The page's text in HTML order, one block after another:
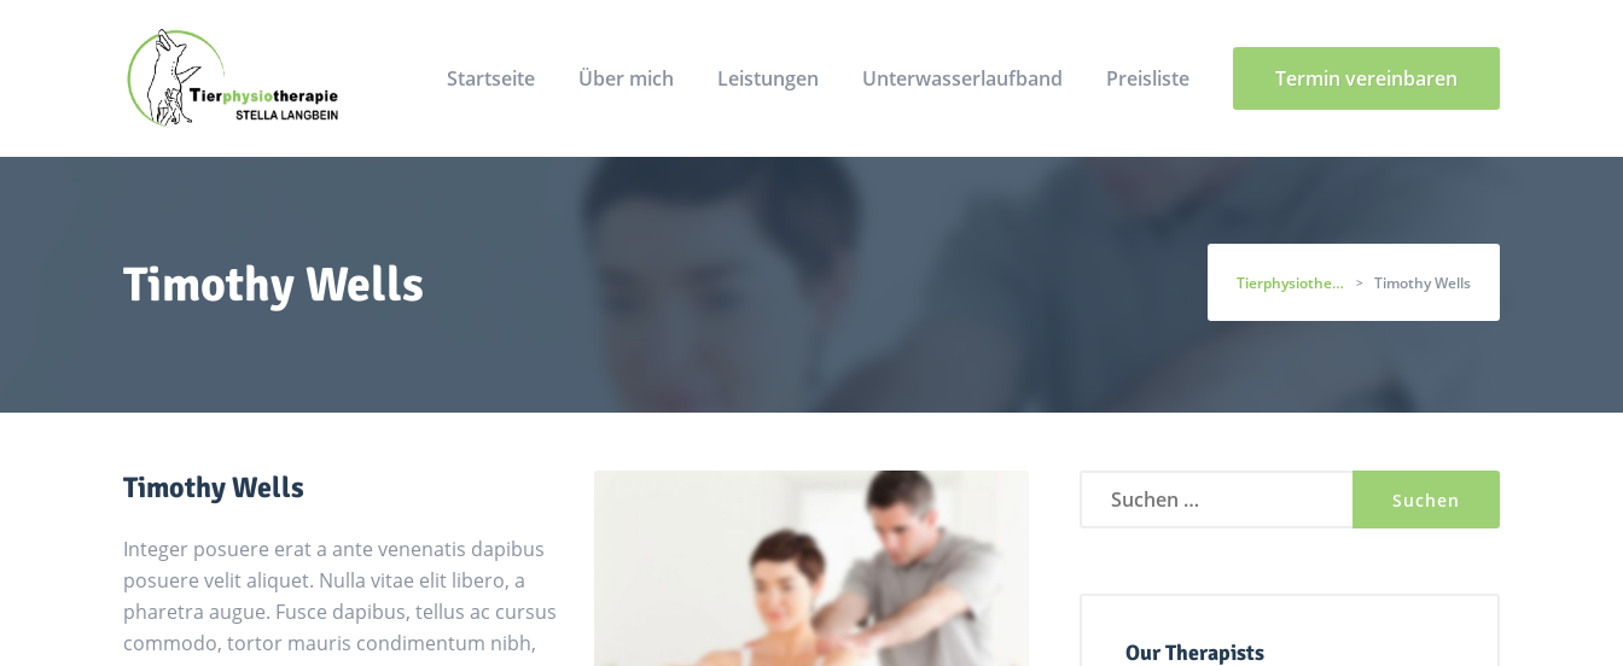
Startseite Über mich Leistungen Unterwasserlaufband Preisliste Termin vereinbaren
Timothy Wells Tierphysiotherapie Staßfurt > Timothy Wells
Timothy Wells
Integer posuere erat a ante venenatis dapibus
posuere velit aliquet. Nulla vitae elit libero, a
pharetra augue. Fusce dapibus, tellus ac cursus
commodo, tortor mauris condimentum nibh,
nach:
Our Therapists